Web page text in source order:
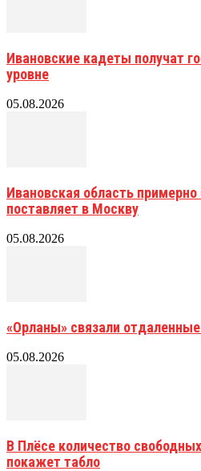
Ивановские кадеты получат
уровне
05.08.2026
Ивановская область примерно
поставляет в Москву
05.08.2026
«Орланы» связали
05.08.2026
В Плёсе количество
покажет табло